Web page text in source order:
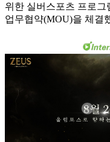
위한 실버스포츠 프로
업무협약(MOU)을 체결